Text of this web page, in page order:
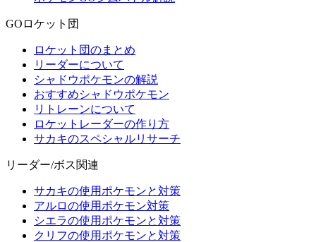
GOロケット団
ロケット団のまとめ
リーダーについて
シャドウポケモンの解説
おすすめシャドウポケモン
リトレーンについて
ロケットレーダーの作り方
サカキのスペシャルリサーチ
リーダー/ボス関連
サカキの使用ポケモンと対策
アルロの使用ポケモン対策
シエラの使用ポケモンと対策
クリフの使用ポケモンと対策